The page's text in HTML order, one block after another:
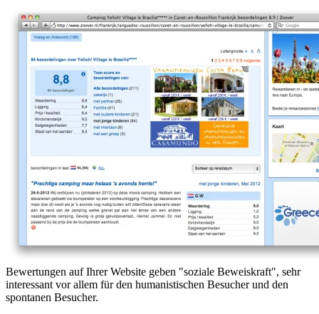
Bewertungen auf Ihrer Website geben "soziale Beweiskraft", sehr
interessant vor allem für den humanistischen Besucher und den
spontanen Besucher.